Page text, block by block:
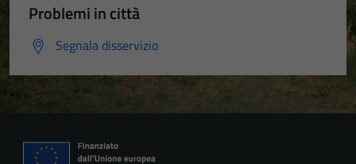
Problemi in città
Segnala disservizio